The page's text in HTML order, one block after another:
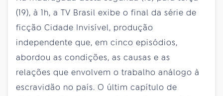
(19), à 1h, a TV Brasil exibe o final da série de
ficção Cidade Invisível, produção
independente que, em cinco episódios,
abordou as condições, as causas e as
relações que envolvem o trabalho análogo à
escravidão no país. O últim capítulo de